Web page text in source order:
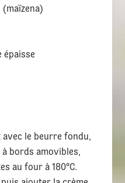
(maïzena)
épaisse
le beurre fondu,
bords amovibles,
au four à 180°C.